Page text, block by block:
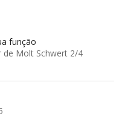
função
Molt Schwert 2/4